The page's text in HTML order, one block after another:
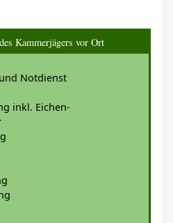
Kammerjägers vor Ort
Notdienst
inkl. Eichen-